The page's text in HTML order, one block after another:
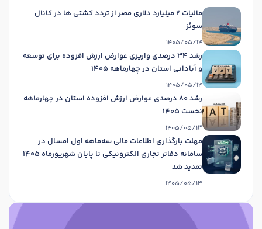
مالیات 2 میلیارد دلاری مصر از تردد کشتی ها در کانال
سوئز
1405/05/14
رشد 34 درصدی واریزی عوارض ارزش افزوده برای توسعه
و آبادانی استان در چهارماهه 1405
1405/05/14
رشد 80 درصدی عوارض ارزش افزوده استان در چهارماهه
نخست 1405
1405/05/13
مهلت بارگذاری اطلاعات مالی سه‌ماهه اول امسال در
سامانه دفاتر تجاری الکترونیکی تا پایان شهریورماه 1405
تمدید شد
1405/05/13